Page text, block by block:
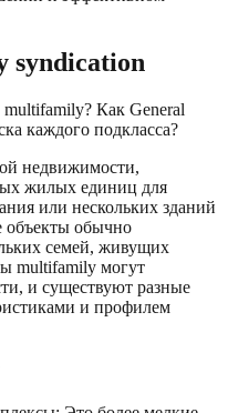
syndication
Как General
каждого подкласса?
недвижимости,
жилых единиц для
или нескольких зданий
объекты обычно
семей, живущих
multifamily могут
и существуют разные
и профилем